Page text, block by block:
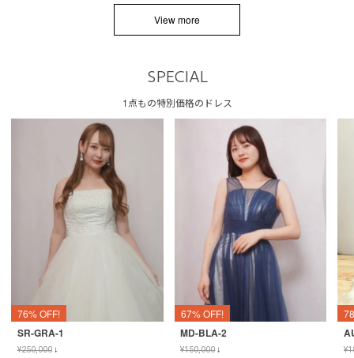
View more
SPECIAL
1点もの特別価格のドレス
76% OFF!
SR-GRA-1
¥250,000↓
67% OFF!
MD-BLA-2
¥150,000↓ ¥